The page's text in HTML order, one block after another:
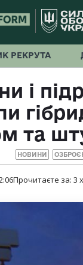
РЕКРУТА
і
та
НОВИНИ
Прочитаєте за: 3